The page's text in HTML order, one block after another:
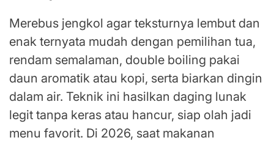
Merebus jengkol agar teksturnya lembut dan
enak ternyata mudah dengan pemilihan tua,
rendam semalaman, double boiling pakai
daun aromatik atau kopi, serta biarkan dingin
dalam air. Teknik ini hasilkan daging lunak
legit tanpa keras atau hancur, siap olah jadi
menu favorit. Di 2026, saat makanan